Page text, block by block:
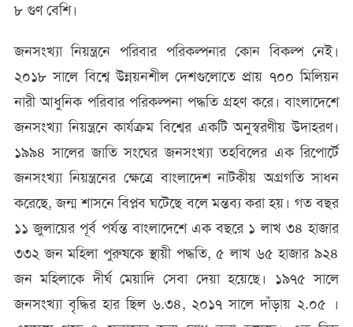
৮ গুণ বেশি।
জনসংখ্যা নিয়ন্ত্রনে পরিবার পরিকল্পনার কোন বিকল্প নেই।
২০১৮ সালে বিশ্বে উন্নয়নশীল দেশগুলোতে প্রায় ৭০০ মিলিয়ন
নারী আধুনিক পরিবার পরিকল্পনা পদ্ধতি গ্রহণ করে। বাংলাদেশে
জনসংখ্যা নিয়ন্ত্রনে কার্যক্রম বিশ্বের একটি অনুস্বরণীয় উদাহরণ।
১৯৯৪ সালের জাতি সংঘের জনসংখ্যা তহবিলের এক রিপোর্টে
জনসংখ্যা নিয়ন্ত্রনের ক্ষেত্রে বাংলাদেশ নাটকীয় অগ্রগতি সাধন
করেছে, জন্ম শাসনে বিপ্লব ঘটেছে বলে মন্তব্য করা হয়। গত বছর
১১ জুলায়ের পূর্ব পর্যন্ত বাংলাদেশে এক বছরে ১ লাখ ৩৪ হাজার
৩৩২ জন মহিলা পুরুষকে স্থায়ী পদ্ধতি, ৫ লাখ ৬৫ হাজার ৯২৪
জন মহিলাকে দীর্ঘ মেয়াদি সেবা দেয়া হয়েছে। ১৯৭৫ সালে
জনসংখ্যা বৃদ্ধির হার ছিল ৬.৩৪, ২০১৭ সালে দাঁড়ায় ২.০৫ ।